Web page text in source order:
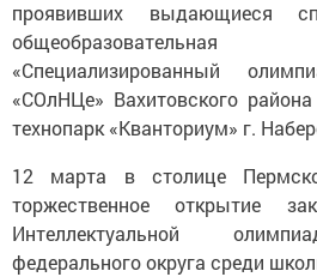
проявивших выдающиеся
общеобразовательная
«Специализированный
«СОлНЦе» Вахитовского
технопарк «Кванториум» г.
12 марта в столице
торжественное открытие
Интеллектуальной
федерального округа среди